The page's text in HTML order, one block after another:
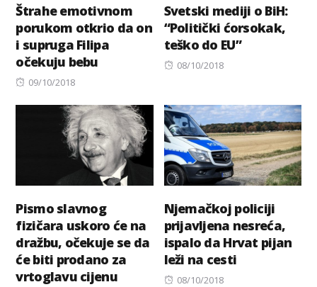
Štrahe emotivnom
porukom otkrio da on
i supruga Filipa
očekuju bebu
Posted
09/10/2018
Svetski mediji o BiH:
“Politički ćorsokak,
teško do EU”
Posted
08/10/2018
Pismo slavnog
fizičara uskoro će na
dražbu, očekuje se da
će biti prodano za
vrtoglavu cijenu
Njemačkoj policiji
prijavljena nesreća,
ispalo da Hrvat pijan
leži na cesti
Posted
08/10/2018